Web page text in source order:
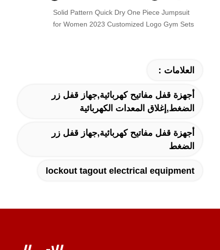
Solid Pattern Quick Dry One Piece Jumpsuit
for Women 2023 Customized Logo Gym Sets
العلامات：
أجهزة قفل مفاتيح كهربائية,جهاز قفل زر
الضغط,إغلاق المعدات الكهربائية
أجهزة قفل مفاتيح كهربائية,جهاز قفل زر
الضغط
lockout tagout electrical equipment